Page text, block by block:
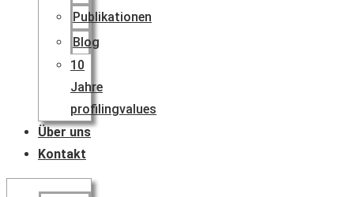
Publikationen
Blog
10
Jahre
profilingvalues
Über uns
Kontakt